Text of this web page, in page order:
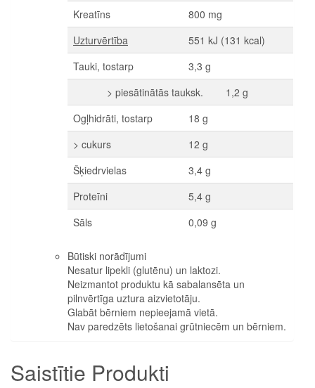
Kreatīns
800 mg
Uzturvērtība
551 kJ (131 kcal)
Tauki, tostarp
3,3 g
> piesātinātās tauksk. 1,2 g
Ogļhidrāti, tostarp
18 g
> cukurs
12 g
Šķiedrvielas
3,4 g
Proteīni
5,4 g
Sāls
0,09 g
Būtiski norādījumi
Nesatur lipekli (glutēnu) un laktozi.
Neizmantot produktu kā sabalansēta un
pilnvērtīga uztura aizvietotāju.
Glabāt bērniem nepieejamā vietā.
Nav paredzēts lietošanai grūtniecēm un bērniem.
Saistītie Produkti